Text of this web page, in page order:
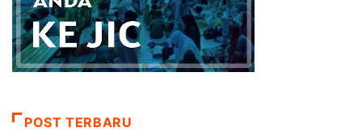
POST TERBARU